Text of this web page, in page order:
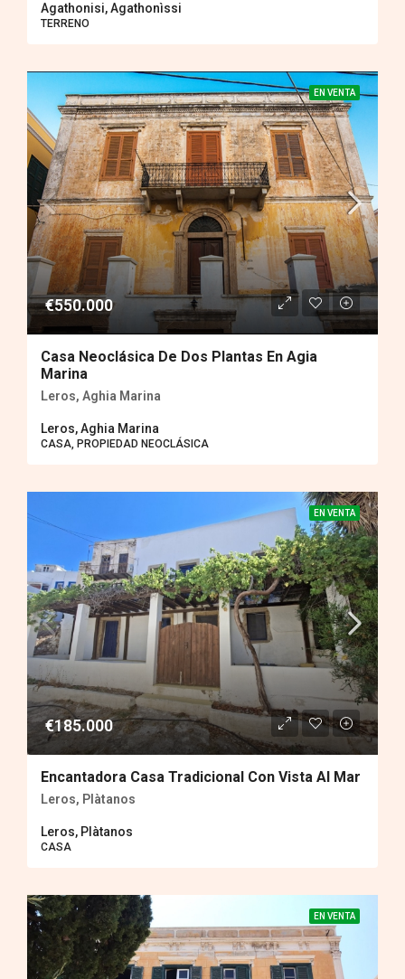
Agathonisi, Agathonìssi
TERRENO
EN VENTA
€550.000
Casa Neoclásica De Dos Plantas En Agia
Marina
Leros, Aghia Marina
Leros, Aghia Marina
CASA, PROPIEDAD ΝEOCLÁSICA
EN VENTA
€185.000
Encantadora Casa Tradicional Con Vista Al Mar
Leros, Plàtanos
Leros, Plàtanos
CASA
EN VENTA